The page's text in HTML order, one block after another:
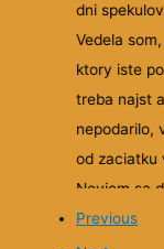
dni
Vedela
ktory iste
treba najst
nepodarilo,
od zaciatku
Neviem sa
Previous